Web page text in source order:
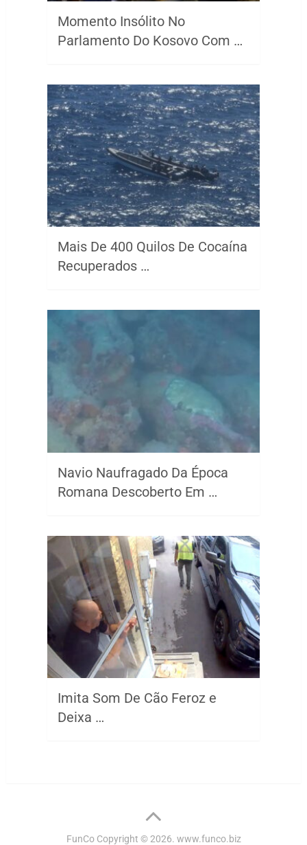
Momento Insólito No
Parlamento Do Kosovo Com …
Mais De 400 Quilos De Cocaína
Recuperados …
Navio Naufragado Da Época
Romana Descoberto Em …
Imita Som De Cão Feroz e
Deixa …
FunCoCopyright © 2026. www.funco.biz